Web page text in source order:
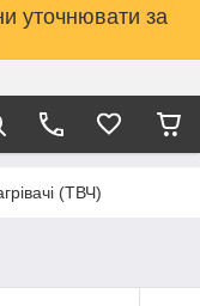
уточнювати за
(ТВЧ)